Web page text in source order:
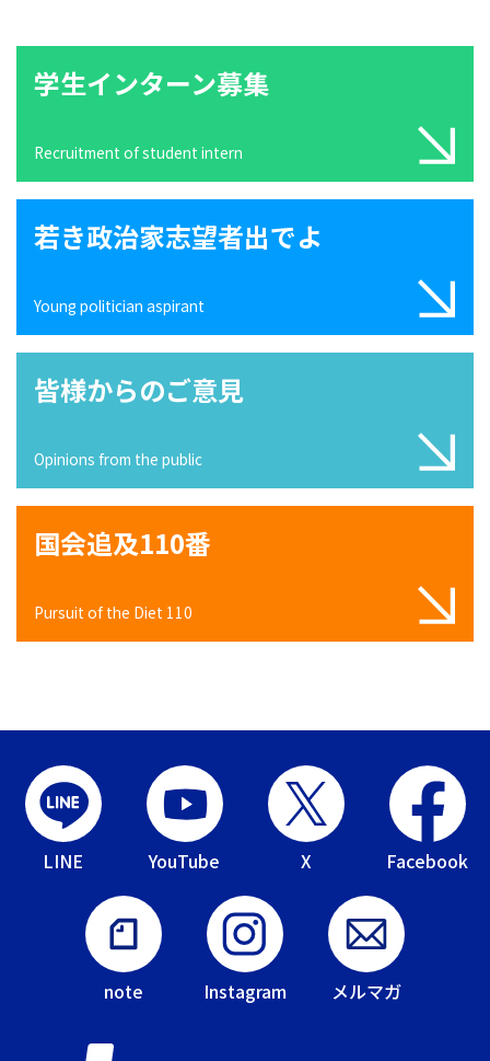
学生インターン募集
Recruitment of student intern
若き政治家志望者出でよ
Young politician aspirant
皆様からのご意見
Opinions from the public
国会追及110番
Pursuit of the Diet 110
LINE YouTube X Facebook
note Instagram メルマガ